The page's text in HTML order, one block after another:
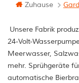
Zuhause
Unsere Fabrik
24-Volt-
Meerwasser,
mehr. Sprühgeräte
automatische